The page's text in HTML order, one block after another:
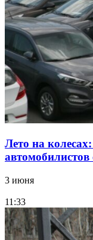
Лето на
3 июня
11:33